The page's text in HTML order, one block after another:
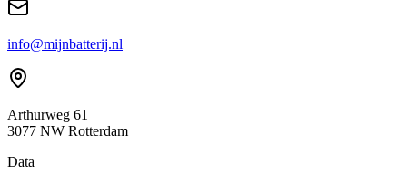
info@mijnbatterij.nl
Arthurweg 61
3077 NW Rotterdam
Data